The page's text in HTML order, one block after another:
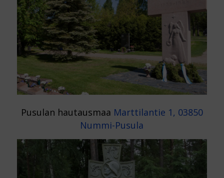
Pusulan hautausmaa Marttilantie 1, 03850
Nummi-Pusula